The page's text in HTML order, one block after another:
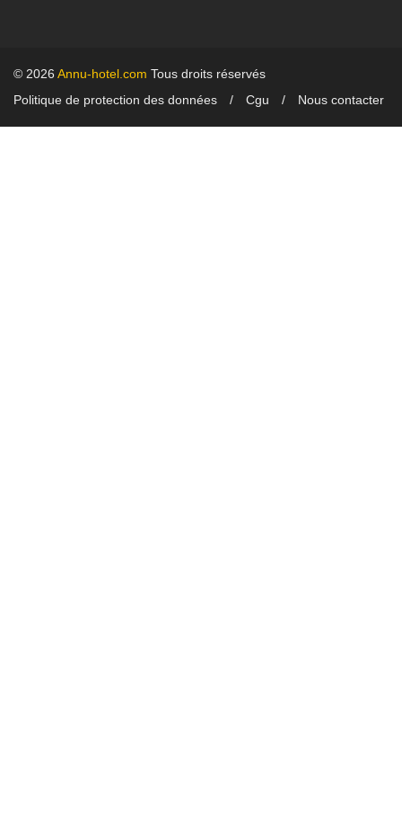
© 2026 Annu-hotel.com Tous droits réservés
Politique de protection des données
Cgu Nous contacter